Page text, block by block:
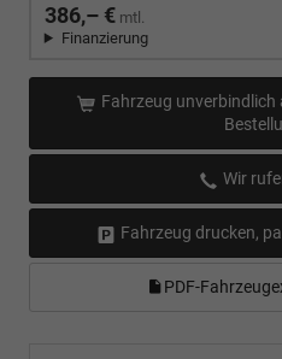
386,– € mtl.
Finanzierung
Fahrzeug unverbindlich
Wir
Fahrzeug drucken,
PDF-